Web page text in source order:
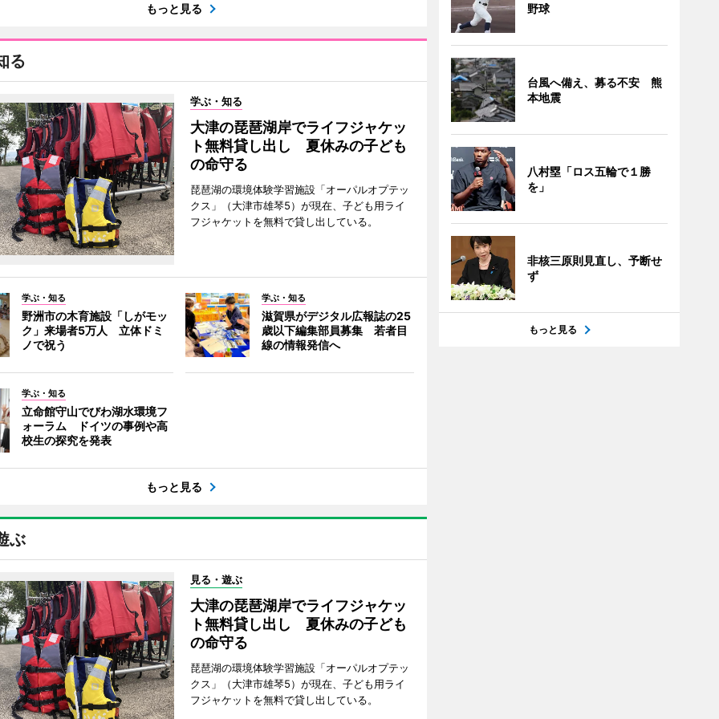
もっと見る
る
学ぶ・知る
大津の琵琶湖岸でライフジャケッ
ト無料貸し出し 夏休みの子ども
の命守る
琵琶湖の環境体験学習施設「オーパルオプテッ
クス」（大津市雄琴5）が現在、子ども用ライ
フジャケットを無料で貸し出している。
学ぶ・知る
野洲市の木育施設「しがモッ
ク」来場者5万人 立体ドミ
ノで祝う
学ぶ・知る
滋賀県がデジタル広報誌の25
歳以下編集部員募集 若者目
線の情報発信へ
学ぶ・知る
立命館守山でびわ湖水環境フ
ォーラム ドイツの事例や高
校生の探究を発表
もっと見る
ぶ
見る・遊ぶ
大津の琵琶湖岸でライフジャケッ
ト無料貸し出し 夏休みの子ども
の命守る
琵琶湖の環境体験学習施設「オーパルオプテッ
クス」（大津市雄琴5）が現在、子ども用ライ
フジャケットを無料で貸し出している。
野球
台風へ備え、募る不安 熊
本地震
八村塁「ロス五輪で１勝
を」
非核三原則見直し、予断せ
ず
もっと見る